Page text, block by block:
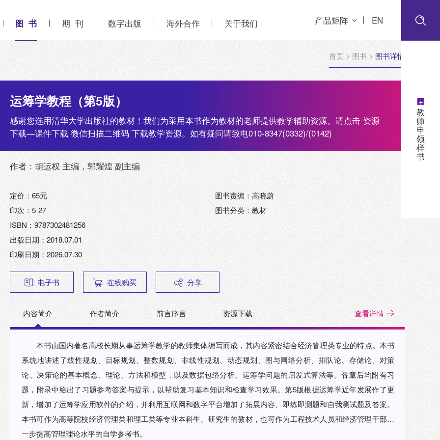
图 书 期 刊 数字出版 海外合作 关于我们 产品矩阵 EN
+
教
师
申
领
样
书
首页 > 图书 > 图书详情
运筹学教程（第5版）
感谢您选用清华大学出版社的教材！我们为采用本书作为教材的老师提供教学辅助资源。请点击 资源
下载—课件下载 微信扫描二维码 下载教学资源。如有疑问请致电010-8347(0332)/(0142)
作者：胡运权 主编，郭耀煌 副主编
定价：65元
印次：5-27
ISBN：9787302481256
出版日期：2018.07.01
印刷日期：2026.07.30
图书责编：高晓蔚
图书分类：教材
电子书 在线购买 分享
内容简介 作者简介 前言序言 资源下载 查看详情
本书由国内著名高校长期从事运筹学教学的教师集体编写而成，其内容紧密结合经济管理类专业的特点。本书
系统地讲述了线性规划、目标规划、整数规划、非线性规划、动态规划、图与网络分析、排队论、存储论、对策
论、决策论的基本概念、理论、方法和模型，以及数据包络分析、运筹学问题的启发式算法等。各章后均附有习
题，附录中给出了习题参考答案与提示，以帮助复习基本知识和检查学习效果。第5版根据运筹学近年发展作了更
新，增加了运筹学应用软件的介绍，并利用互联网和数字平台增加了拓展内容、即练即测题和自我测试题及答案。
本书可作为高等院校经济管理类和理工类等专业本科生、研究生的教材，也可作为工程技术人员和经济管理干部进
一步提高管理理论水平的自学参考书。